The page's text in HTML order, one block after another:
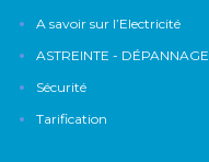
A savoir sur l’Electricité
ASTREINTE - DÉPANNAGE
Sécurité
Tarification